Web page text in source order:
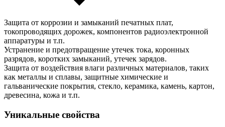
Защита от коррозии и замыканий печатных плат,
токопроводящих дорожек, компонентов радиоэлектронной
аппаратуры и т.п.
Устранение и предотвращение утечек тока, коронных
разрядов, коротких замыканий, утечек зарядов.
Защита от воздействия влаги различных материалов, таких
как металлы и сплавы, защитные химические и
гальванические покрытия, стекло, керамика, камень, картон,
древесина, кожа и т.п.
Уникальные свойства